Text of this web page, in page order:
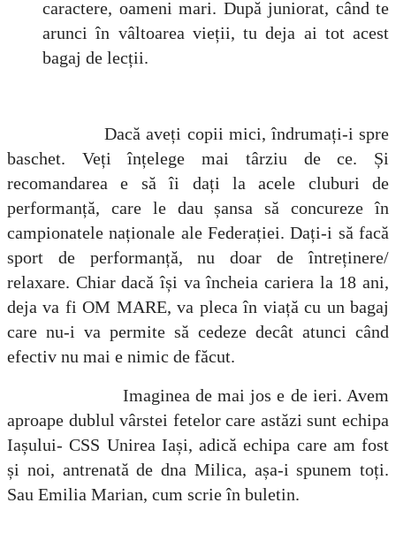
caractere, oameni mari. După juniorat, când te
arunci în vâltoarea vieții, tu deja ai tot acest
bagaj de lecții.
Dacă aveți copii mici, îndrumați-i spre
baschet. Veți înțelege mai târziu de ce. Și
recomandarea e să îi dați la acele cluburi de
performanță, care le dau șansa să concureze în
campionatele naționale ale Federației. Dați-i să facă
sport de performanță, nu doar de întreținere/
relaxare. Chiar dacă își va încheia cariera la 18 ani,
deja va fi OM MARE, va pleca în viață cu un bagaj
care nu-i va permite să cedeze decât atunci când
efectiv nu mai e nimic de făcut.
Imaginea de mai jos e de ieri. Avem
aproape dublul vârstei fetelor care astăzi sunt echipa
Iașului- CSS Unirea Iași, adică echipa care am fost
și noi, antrenată de dna Milica, așa-i spunem toți.
Sau Emilia Marian, cum scrie în buletin.